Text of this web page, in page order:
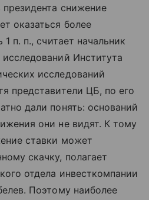
снижение
оказаться более
п. п., считает начальник
Института
исследований
представители ЦБ, по его
дали понять: оснований
они не видят. К тому
ставки может
скачку, полагает
отдела инвесткомпании
Поэтому наиболее